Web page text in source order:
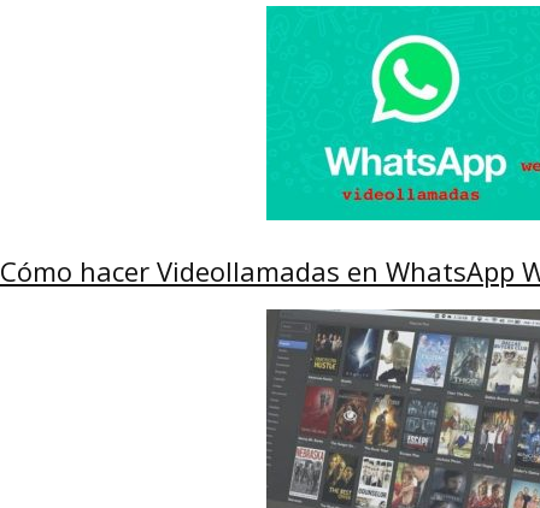
Cómo hacer Videollamadas en WhatsApp